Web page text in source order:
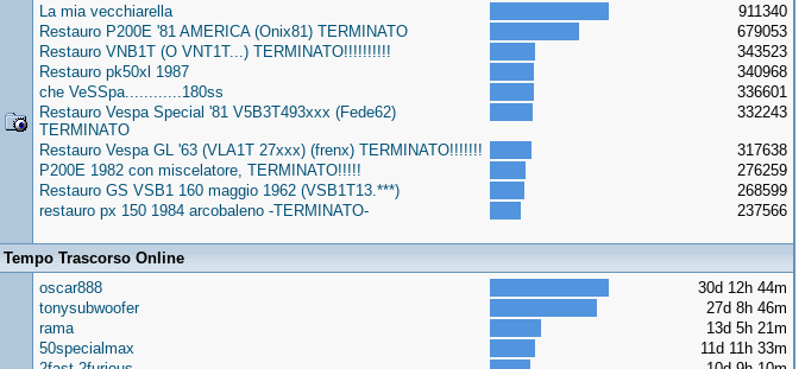
La mia vecchiarella
911340
Restauro P200E '81 AMERICA (Onix81) TERMINATO
679053
Restauro VNB1T (O VNT1T...) TERMINATO!!!!!!!!!!
343523
Restauro pk50xl 1987
340968
che VeSSpa............180ss
336601
Restauro Vespa Special '81 V5B3T493xxx (Fede62)
TERMINATO
332243
Restauro Vespa GL '63 (VLA1T 27xxx) (frenx) TERMINATO!!!!!!!
317638
P200E 1982 con miscelatore, TERMINATO!!!!!
276259
Restauro GS VSB1 160 maggio 1962 (VSB1T13.***)
268599
restauro px 150 1984 arcobaleno -TERMINATO-
237566
Tempo Trascorso Online
oscar888
30d 12h 44m
tonysubwoofer
27d 8h 46m
rama
13d 5h 21m
50specialmax
11d 11h 33m